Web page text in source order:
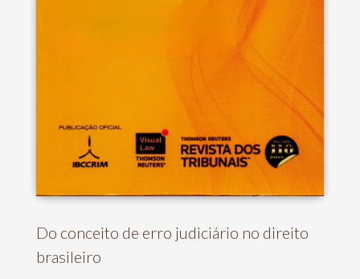
Do conceito de erro judiciário no direito
brasileiro